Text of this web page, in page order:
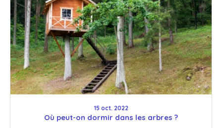
15 oct. 2022
Où peut-on dormir dans les arbres ?